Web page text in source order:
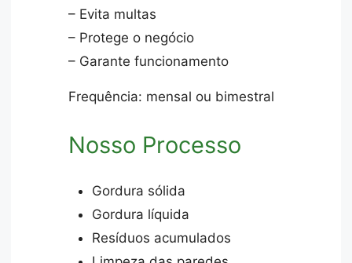
– Evita multas
– Protege o negócio
– Garante funcionamento
Frequência: mensal ou bimestral
Nosso Processo
Gordura sólida
Gordura líquida
Resíduos acumulados